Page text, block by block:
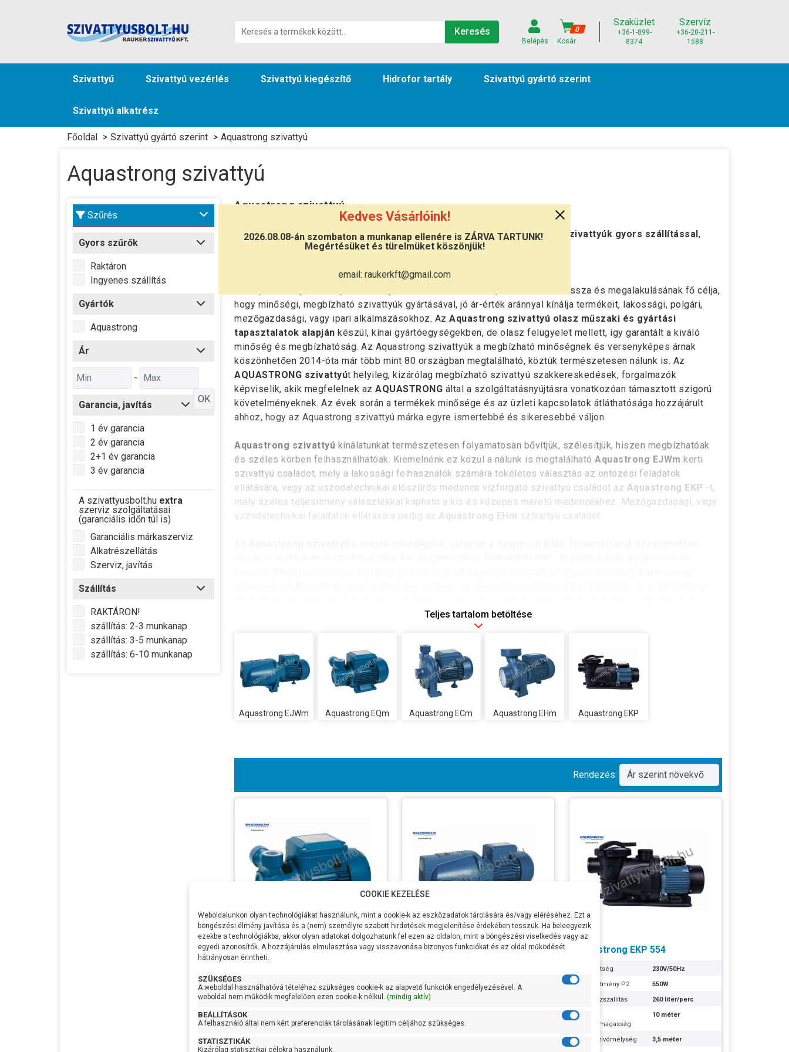
Kedves Vásárlóink!
2026.08.08-án szombaton a munkanap ellenére is ZÁRVA TARTUNK!
Megértésüket és türelmüket köszönjük!
email: raukerkft@gmail.com
Keresés
Belépés
0
Kosár
Szaküzlet
+36-1-899-
8374
Szervíz
+36-20-211-
1588
Szivattyú Szivattyú vezérlés Szivattyú kiegészítő Hidrofor tartály Szivattyú gyártó szerint
Szivattyú alkatrész
Főoldal Szivattyú gyártó szerint Aquastrong szivattyú
Aquastrong szivattyú
Szűrés
Gyors szűrők
Raktáron
Ingyenes szállítás
Gyártók
Aquastrong
Ár
-
OK
Garancia, javítás
1 év garancia
2 év garancia
2+1 év garancia
3 év garancia
A szivattyusbolt.hu extra
szerviz szolgáltatásai
(garanciális időn túl is)
Garanciális márkaszerviz
Alkatrészellátás
Szerviz, javítás
Szállítás
RAKTÁRON!
szállítás: 2-3 munkanap
szállítás: 3-5 munkanap
szállítás: 6-10 munkanap
Aquastrong szivattyú
Széles Aquastrong szivattyú kínálat, megbízható minőség.Aquastrong szivattyúk gyors szállítással,
lakossági, mezőgazdasági, vagy ipari felhasználásra.
márka egészen a 90-es évek elejére vezethető vissza és megalakulásának fő célja,
hogy minőségi, megbízható szivattyúk gyártásával, jó ár-érték aránnyal kínálja termékeit, lakossági, polgári,
mezőgazdasági, vagy ipari alkalmazásokhoz. Az Aquastrong szivattyú olasz műszaki és gyártási
tapasztalatok alapján készül, kínai gyártóegységekben, de olasz felügyelet mellett, így garantált a kiváló
minőség és megbízhatóság. Az Aquastrong szivattyúk a megbízható minőségnek és versenyképes árnak
köszönhetően 2014-óta már több mint 80 országban megtalálható, köztük természetesen nálunk is. Az
AQUASTRONG szivattyút helyileg, kizárólag megbízható szivattyú szakkereskedések, forgalmazók
képviselik, akik megfelelnek az AQUASTRONG által a szolgáltatásnyújtásra vonatkozóan támasztott szigorú
követelményeknek. Az évek során a termékek minősége és az üzleti kapcsolatok átláthatósága hozzájárult
ahhoz, hogy az Aquastrong szivattyú márka egyre ismertebbé és sikeresebbé váljon.
Aquastrong szivattyú kínálatunkat természetesen folyamatosan bővítjük, szélesítjük, hiszen megbízhatóak
és széles körben felhasználhatóak. Kiemelnénk ez közül a nálunk is megtalálható Aquastrong EJWm kerti
szivattyú családot, mely a lakossági felhasználók számára tökéletes választás az öntözési feladatok
ellátására, vagy az uszodatechnikai előszűrős medence vízforgató szivattyú családot az Aquastrong EKP -t,
mely széles teljesítmény választékkal kapható a kis és közepes méretű medencékhez. Mezőgazdasági, vagy
uszodatechnikai feladatok ellátására pedig az Aquastrong EHm szivattyú családot.
érdeklődhet, szívesen segítünk a felmerülő kérdések esetén.
Teljes tartalom betöltése
Aquastrong EJWm Aquastrong EQm Aquastrong ECm Aquastrong EHm Aquastrong EKP
Rendezés:
Aquastrong EQm 60
Teljesítmény P2
370W
Max Vízszállítás
40 liter/perc
Max
Emelőmagasság
Max Szívómélység
Aquastrong EJWm 180/42
Teljesítmény P2
1100W
Max Vízszállítás
Emelőmagasság
Aquastrong EKP 554
Feszültség
230V/50Hz
Teljesítmény P2
550W
Max Vízszállítás
260 liter/perc
Max
Emelőmagasság
10 méter
Max Szívómélység
3,5 méter
COOKIE KEZELÉSE
Weboldalunkon olyan technológiákat használunk, mint a cookie-k az eszközadatok tárolására és/vagy eléréséhez. Ezt a
böngészési élmény javítása és a (nem) személyre szabott hirdetések megjelenítése érdekében tesszük. Ha beleegyezik
ezekbe a technológiákba, akkor olyan adatokat dolgozhatunk fel ezen az oldalon, mint a böngészési viselkedés vagy az
egyedi azonosítók. A hozzájárulás elmulasztása vagy visszavonása bizonyos funkciókat és az oldal működését
hátrányosan érintheti.
SZÜKSÉGES
A weboldal használhatóvá tételéhez szükséges cookie-k az alapvető funkciók engedélyezésével. A
weboldal nem működik megfelelően ezen cookie-k nélkül. (mindig aktív)
BEÁLLÍTÁSOK
A felhasználó által nem kért preferenciák tárolásának legitim céljához szükséges.
STATISZTIKÁK
Kizárólag statisztikai célokra használunk.